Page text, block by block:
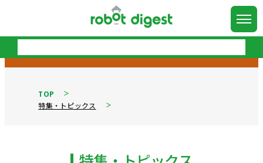
TOP
特集・トピックス